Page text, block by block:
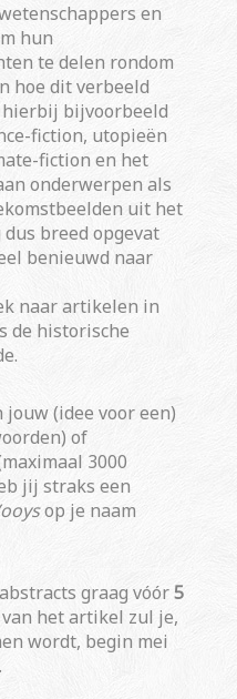
en
hun
te delen rondom
hoe dit verbeeld
bijvoorbeeld
fiction, utopieën
fiction en het
onderwerpen als
uit het
breed opgevat
benieuwd naar
naar artikelen in
de historische
(idee voor een)
of
3000
jij straks een
op je naam
graag vóór5
het artikel zul je,
wordt, begin mei